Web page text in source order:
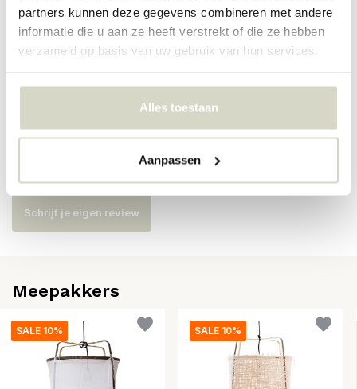
partners kunnen deze gegevens combineren met andere
informatie die u aan ze heeft verstrekt of die ze hebben
verzameld op basis van uw gebruik van hun services.
Alles toestaan
Aanpassen
SKU
Reviews
Schrijf je eigen review
Meepakkers
SALE 10% SALE 10%